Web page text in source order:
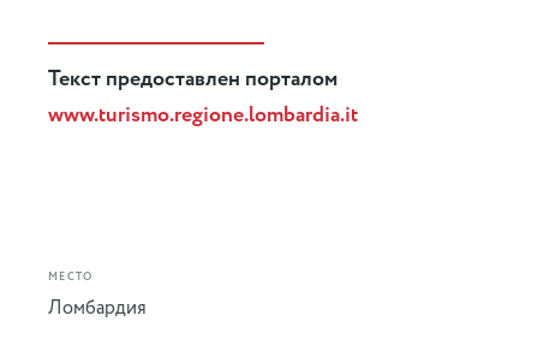
Текст предоставлен порталом
www.turismo.regione.lombardia.it
МЕСТО
Ломбардия